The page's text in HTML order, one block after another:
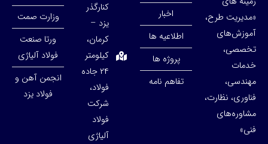
«مدیریت طرح،
آموزش‌های
تخصصی،
خدمات
مهندسی،
فناوری، نظارت،
مشاوره‌های
فنی»
اخبار
اطلاعیه ها
پروژه ها
تفاهم نامه
کنارگذر
یزد –
کرمان،
کیلومتر
۲۴ جاده
فولاد،
شرکت
فولاد
آلیاژی
وزارت صمت
ورتا صنعت
فولاد آلیاژی
انجمن آهن و
فولاد یزد